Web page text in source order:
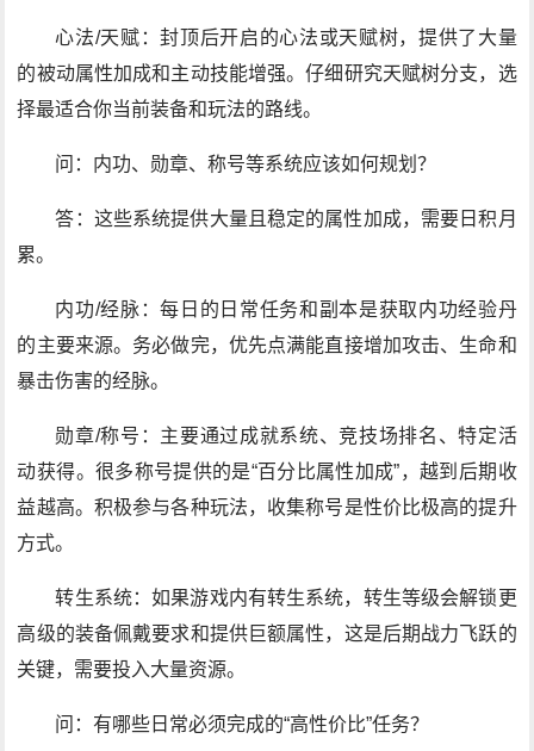
心法/天赋：封顶后开启的心法或天赋树，提供了大量
的被动属性加成和主动技能增强。仔细研究天赋树分支，选
择最适合你当前装备和玩法的路线。
问：内功、勋章、称号等系统应该如何规划？
答：这些系统提供大量且稳定的属性加成，需要日积月
累。
内功/经脉：每日的日常任务和副本是获取内功经验丹
的主要来源。务必做完，优先点满能直接增加攻击、生命和
暴击伤害的经脉。
勋章/称号：主要通过成就系统、竞技场排名、特定活
动获得。很多称号提供的是“百分比属性加成”，越到后期收
益越高。积极参与各种玩法，收集称号是性价比极高的提升
方式。
转生系统：如果游戏内有转生系统，转生等级会解锁更
高级的装备佩戴要求和提供巨额属性，这是后期战力飞跃的
关键，需要投入大量资源。
问：有哪些日常必须完成的“高性价比”任务？